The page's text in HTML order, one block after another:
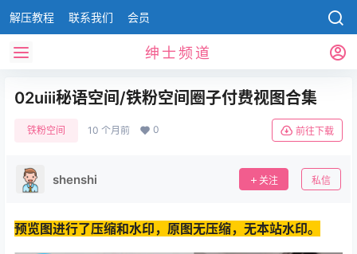
解压教程 联系我们 会员
绅士频道
02uiii秘语空间/铁粉空间圈子付费视图合集
铁粉空间 10 个月前 0 前往下载
shenshi 关注 私信
预览图进行了压缩和水印，原图无压缩，无本站水印。